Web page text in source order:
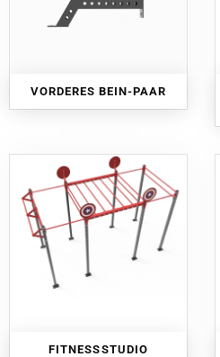
VORDERES BEIN-PAAR
FITNESSSTUDIO